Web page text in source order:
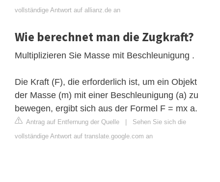
vollständige Antwort auf allianz.de an
Wie berechnet man die Zugkraft?
Multiplizieren Sie Masse mit Beschleunigung .
Die Kraft (F), die erforderlich ist, um ein Objekt
der Masse (m) mit einer Beschleunigung (a) zu
bewegen, ergibt sich aus der Formel F = mx a.
Antrag auf Entfernung der Quelle | Sehen Sie sich die
vollständige Antwort auf translate.google.com an